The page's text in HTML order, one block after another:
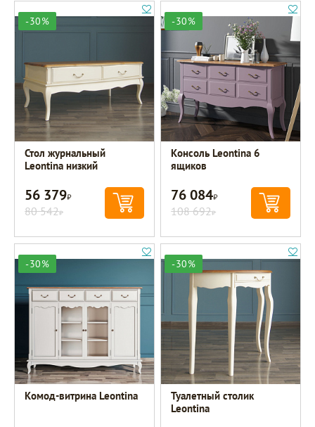
-30%
Стол журнальный
Leontina низкий
56 379Р
80 542Р
-30%
Консоль Leontina 6
ящиков
76 084Р
108 692Р
-30%
Комод-витрина Leontina
-30%
Туалетный столик
Leontina